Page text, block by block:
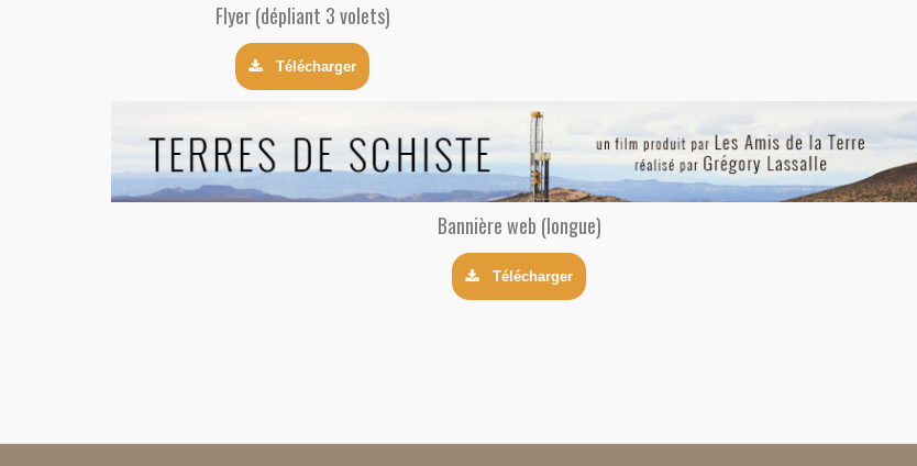
Flyer (dépliant 3 volets)
Télécharger
Bannière web (longue)
Télécharger